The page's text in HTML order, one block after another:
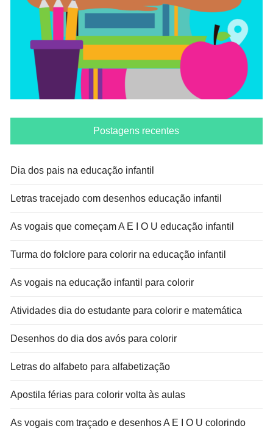
Postagens recentes
Dia dos pais na educação infantil
Letras tracejado com desenhos educação infantil
As vogais que começam A E I O U educação infantil
Turma do folclore para colorir na educação infantil
As vogais na educação infantil para colorir
Atividades dia do estudante para colorir e matemática
Desenhos do dia dos avós para colorir
Letras do alfabeto para alfabetização
Apostila férias para colorir volta às aulas
As vogais com traçado e desenhos A E I O U colorindo